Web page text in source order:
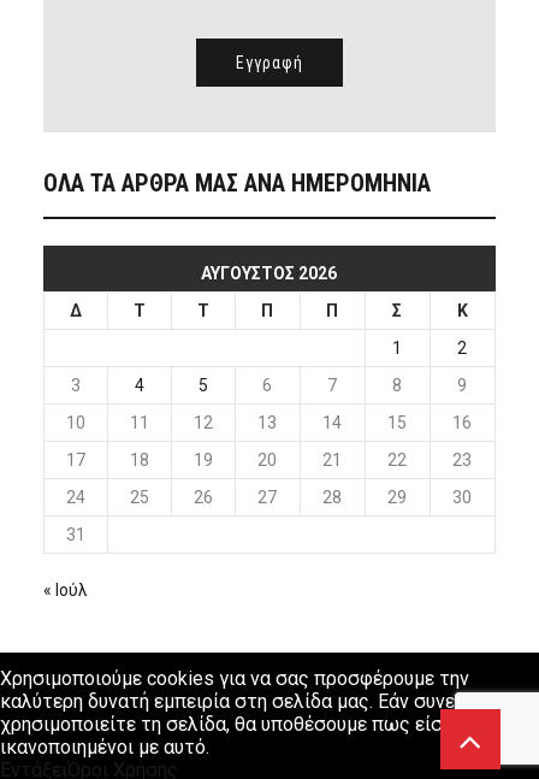
ΟΛΑ ΤΑ ΑΡΘΡΑ ΜΑΣ ΑΝΑ ΗΜΕΡΟΜΗΝΙΑ
ΑΎΓΟΥΣΤΟΣ 2026
Δ
Τ Τ Π Π Σ
Κ
1
2
3
4 5 6 7 8
9
10
11 12 13 14 15
16
17
18 19 20 21 22
23
24
25 26 27 28 29
30
31
« Ιούλ
Χρησιμοποιούμε cookies για να σας προσφέρουμε την
καλύτερη δυνατή εμπειρία στη σελίδα μας. Εάν συνεχίσετε να
χρησιμοποιείτε τη σελίδα, θα υποθέσουμε πως είστε
ικανοποιημένοι με αυτό.
ΕντάξειΌροι Χρήσης